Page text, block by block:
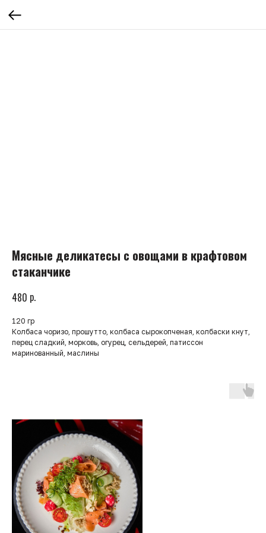
Мясные деликатесы с овощами в крафтовом
стаканчике
480 р.
120 гр
Колбаса чоризо, прошутто, колбаса сырокопченая, колбаски кнут,
перец сладкий, морковь, огурец, сельдерей, патиссон
маринованный, маслины